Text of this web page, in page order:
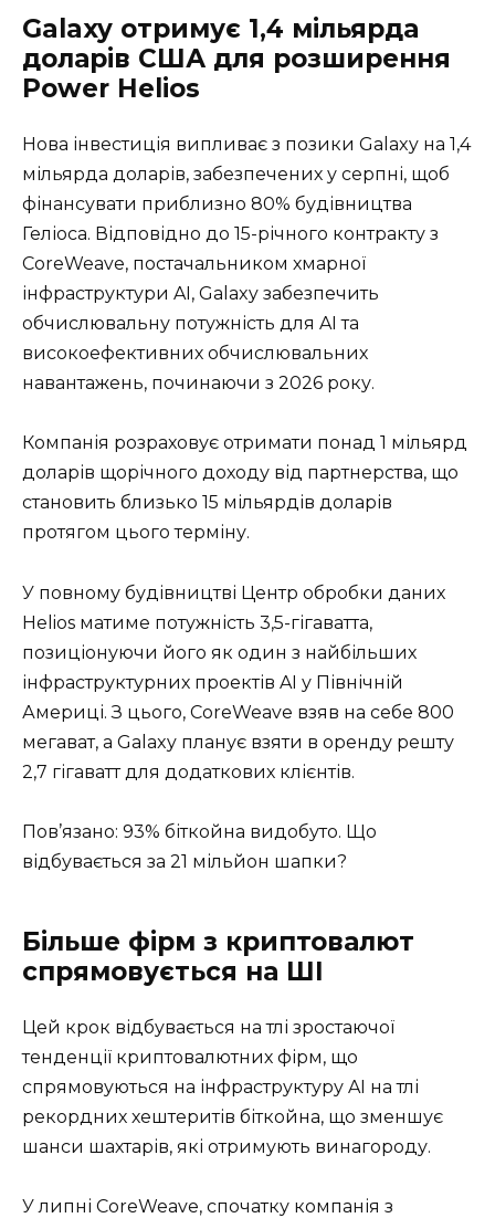
Galaxy отримує 1,4 мільярда
доларів США для розширення
Power Helios
Нова інвестиція випливає з позики Galaxy на 1,4
мільярда доларів, забезпечених у серпні, щоб
фінансувати приблизно 80% будівництва
Геліоса. Відповідно до 15-річного контракту з
CoreWeave, постачальником хмарної
інфраструктури AI, Galaxy забезпечить
обчислювальну потужність для AI та
високоефективних обчислювальних
навантажень, починаючи з 2026 року.
Компанія розраховує отримати понад 1 мільярд
доларів щорічного доходу від партнерства, що
становить близько 15 мільярдів доларів
протягом цього терміну.
У повному будівництві Центр обробки даних
Helios матиме потужність 3,5-гігаватта,
позиціонуючи його як один з найбільших
інфраструктурних проектів AI у Північній
Америці. З цього, CoreWeave взяв на себе 800
мегават, а Galaxy планує взяти в оренду решту
2,7 гігаватт для додаткових клієнтів.
Пов’язано: 93% біткойна видобуто. Що
відбувається за 21 мільйон шапки?
Більше фірм з криптовалют
спрямовується на ШІ
Цей крок відбувається на тлі зростаючої
тенденції криптовалютних фірм, що
спрямовуються на інфраструктуру AI на тлі
рекордних хештеритів біткойна, що зменшує
шанси шахтарів, які отримують винагороду.
У липні CoreWeave, спочатку компанія з